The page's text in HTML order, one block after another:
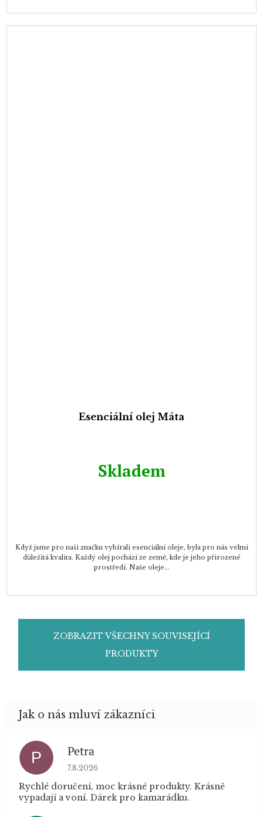
Esenciální olej Máta
Skladem
Když jsme pro naši značku vybírali esenciální oleje, byla pro nás velmi
důležitá kvalita. Každý olej pochází ze země, kde je jeho přirozené
prostředí. Naše oleje...
ZOBRAZIT VŠECHNY SOUVISEJÍCÍ
PRODUKTY
P Petra
Hodnocení obchodu je 5 z 5 hvězdiček.
7.8.2026
Rychlé doručení, moc krásné produkty. Krásně
vypadají a voní. Dárek pro kamarádku.